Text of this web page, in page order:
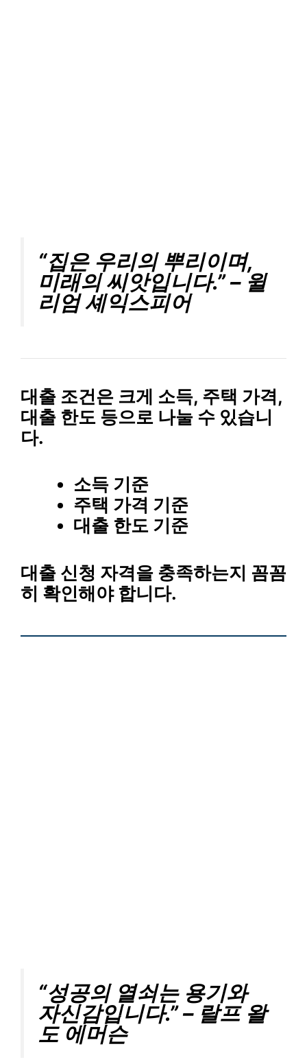
“집은 우리의 뿌리이며,
미래의 씨앗입니다.” – 윌
리엄 셰익스피어
대출 조건은 크게 소득, 주택 가격,
대출 한도 등으로 나눌 수 있습니
다.
소득 기준
주택 가격 기준
대출 한도 기준
대출 신청 자격을 충족하는지 꼼꼼
히 확인해야 합니다.
“성공의 열쇠는 용기와
자신감입니다.” – 랄프 왈
도 에머슨